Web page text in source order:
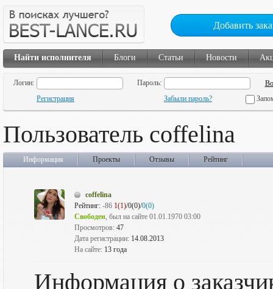
Добавить
Найти исполнителя Блоги Статьи Новости
Логин:
Пароль:
Регистрация
Забыли пароль?
Пользователь coffelina
Информация Проекты Отзывы Рейтинг
coffelina
Рейтинг: -86 1(1)/0(0)/0(0)
Свободен, был на сайте 01.01.1970 03:00
Просмотров: 47
Дата регистрации: 14.08.2013
На сайте: 13 года
Информация о